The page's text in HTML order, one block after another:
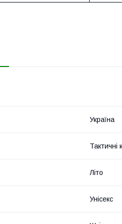
Україна
Тактичні
Літо
Унісекс